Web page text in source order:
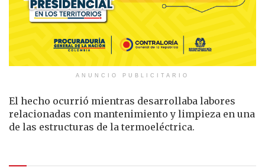
ANUNCIO PUBLICITARIO
El hecho ocurrió mientras desarrollaba labores
relacionadas con mantenimiento y limpieza en una
de las estructuras de la termoeléctrica.